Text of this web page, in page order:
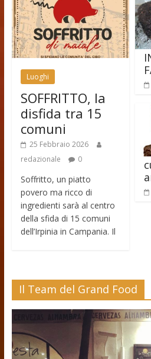
Luoghi
SOFFRITTO, la
disfida tra 15
comuni
25 Febbraio 2026
redazionale
0
Soffritto, un piatto
povero ma ricco di
ingredienti sarà al centro
della sfida di 15 comuni
dell’Irpinia in Campania. Il
Il Team del Grand Food